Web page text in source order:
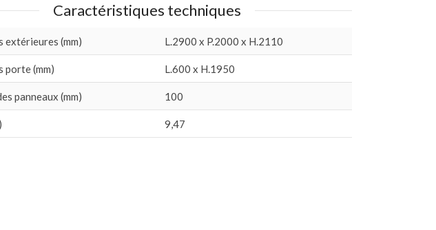
Caractéristiques techniques
extérieures (mm) L.2900 x P.2000 x H.2110
porte (mm) L.600 x H.1950
panneaux (mm) 100
9,47